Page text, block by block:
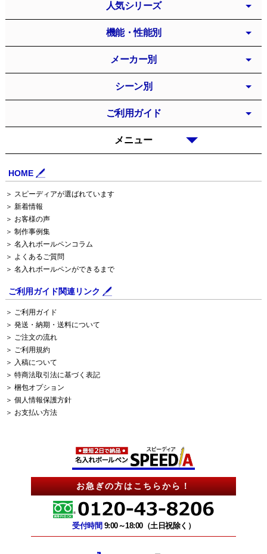
お急ぎの方はこちらから！
受付時間 9:00～18:00（土日祝除く）
HOME
＞ スピーディアが選ばれています
＞ 新着情報
＞ お客様の声
＞ 制作事例集
＞ 名入れボールペンコラム
＞ よくあるご質問
＞ 名入れボールペンができるまで
ご利用ガイド関連リンク
＞ ご利用ガイド
＞ 発送・納期・送料について
＞ ご注文の流れ
＞ ご利用規約
＞ 入稿について
＞ 特商法取引法に基づく表記
＞ 梱包オプション
＞ 個人情報保護方針
＞ お支払い方法
メニュー
人気シリーズ
機能・性能別
メーカー別
シーン別
ご利用ガイド